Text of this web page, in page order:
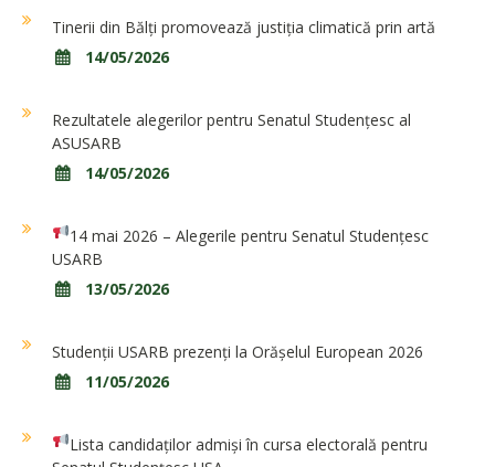
Tinerii din Bălți promovează justiția climatică prin artă
14/05/2026
Rezultatele alegerilor pentru Senatul Studențesc al
ASUSARB
14/05/2026
14 mai 2026 – Alegerile pentru Senatul Studențesc
USARB
13/05/2026
Studenții USARB prezenți la Orășelul European 2026
11/05/2026
Lista candidaților admiși în cursa electorală pentru